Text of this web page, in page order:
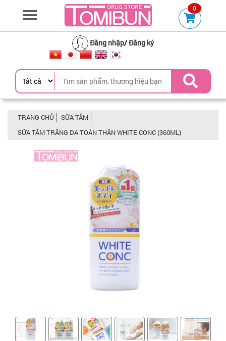
0
Đăng nhập/Đăng ký
TRANG CHỦ
SỮA TẮM
SỮA TẮM TRẮNG DA TOÀN THÂN WHITE CONC (360ML)